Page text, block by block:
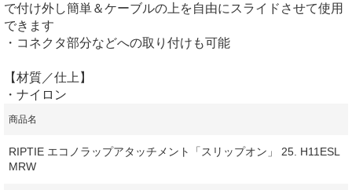
で付け外し簡単＆ケーブルの上を自由にスライドさせて使用
できます
・コネクタ部分などへの取り付けも可能
【材質／仕上】
・ナイロン
商品名
RIPTIE エコノラップアタッチメント「スリップオン」 25. H11ESL
MRW